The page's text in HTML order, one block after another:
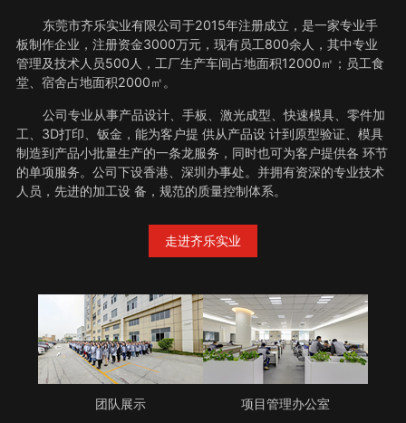
东莞市齐乐实业有限公司于2015年注册成立，是一家专业手
板制作企业，注册资金3000万元，现有员工800余人，其中专业
管理及技术人员500人，工厂生产车间占地面积12000㎡；员工食
堂、宿舍占地面积2000㎡。
公司专业从事产品设计、手板、激光成型、快速模具、零件加
工、3D打印、钣金，能为客户提 供从产品设 计到原型验证、模具
制造到产品小批量生产的一条龙服务，同时也可为客户提供各 环节
的单项服务。公司下设香港、深圳办事处。并拥有资深的专业技术
人员，先进的加工设 备，规范的质量控制体系。
走进齐乐实业
团队展示 项目管理办公室